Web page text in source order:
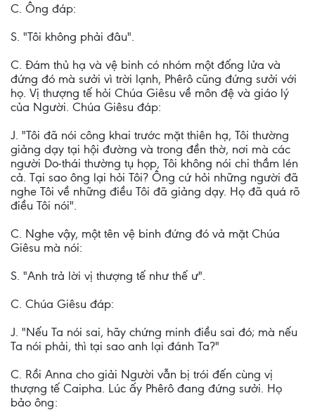
C. Ông đáp:
S. "Tôi không phải đâu".
C. Ðám thủ hạ và vệ binh có nhóm một đống lửa và
đứng đó mà sưởi vì trời lạnh, Phêrô cũng đứng sưởi với
họ. Vị thượng tế hỏi Chúa Giêsu về môn đệ và giáo lý
của Người. Chúa Giêsu đáp:
J. "Tôi đã nói công khai trước mặt thiên hạ, Tôi thường
giảng dạy tại hội đường và trong đền thờ, nơi mà các
người Do-thái thường tụ họp, Tôi không nói chi thầm lén
cả. Tại sao ông lại hỏi Tôi? Ông cứ hỏi những người đã
nghe Tôi về những điều Tôi đã giảng dạy. Họ đã quá rõ
điều Tôi nói".
C. Nghe vậy, một tên vệ binh đứng đó vả mặt Chúa
Giêsu mà nói:
S. "Anh trả lời vị thượng tế như thế ư".
C. Chúa Giêsu đáp:
J. "Nếu Ta nói sai, hãy chứng minh điều sai đó; mà nếu
Ta nói phải, thì tại sao anh lại đánh Ta?"
C. Rồi Anna cho giải Người vẫn bị trói đến cùng vị
thượng tế Caipha. Lúc ấy Phêrô đang đứng sưởi. Họ
bảo ông: